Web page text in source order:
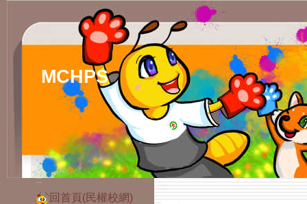
MCHPS
:::
回首頁(民權校網)
:::